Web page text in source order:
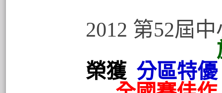
2012 第52屆
榮獲 分區特優